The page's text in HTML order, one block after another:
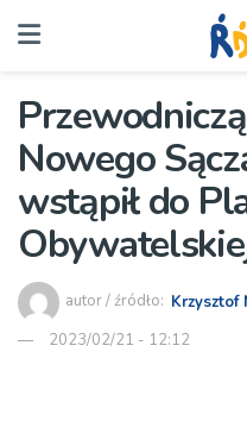
Nowego
wstąpił do
autor / źródło: Krzysztof
2023/02/21 - 12:12